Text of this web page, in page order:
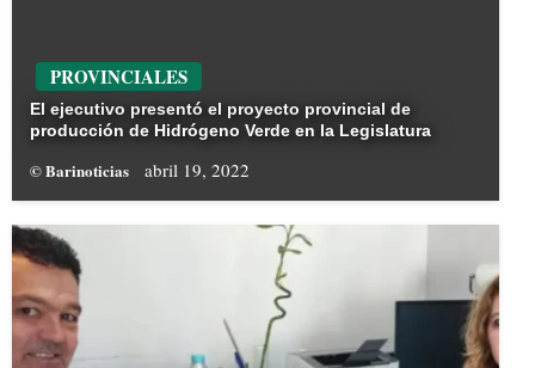
PROVINCIALES
El ejecutivo presentó el proyecto provincial de
producción de Hidrógeno Verde en la Legislatura
© Barinoticias abril 19, 2022